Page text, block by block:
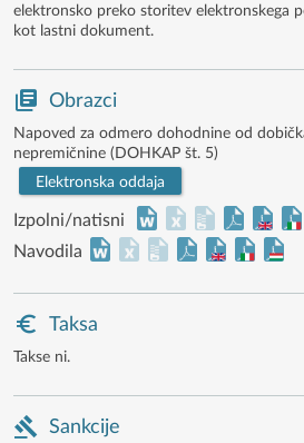
elektronsko preko storitev elektronskega
kot lastni dokument.
Obrazci
Napoved za odmero dohodnine od
nepremičnine (DOHKAP št. 5)
Elektronska oddaja
Izpolni/natisni
Navodila
Taksa
Takse ni.
Sankcije